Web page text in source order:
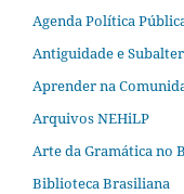
Agenda Política
Antiguidade e
Aprender na
Arquivos NEHiLP
Arte da Gramática no
Biblioteca Brasiliana